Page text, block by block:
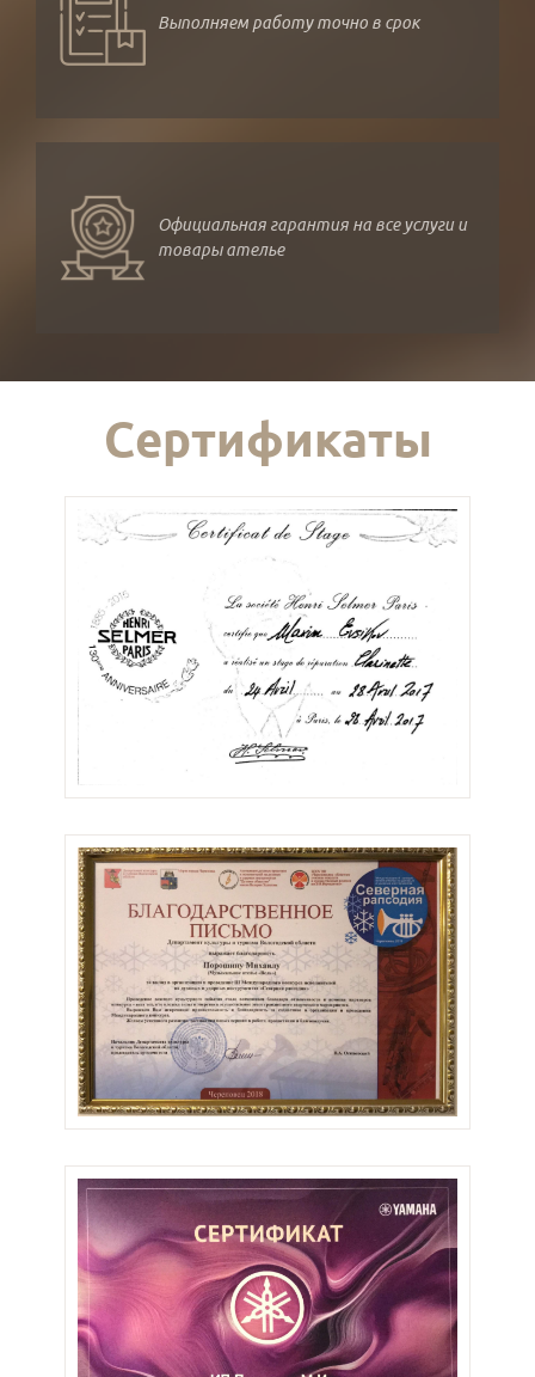
Выполняем работу точно в срок
Официальная гарантия на все услуги и
товары ателье
Сертификаты